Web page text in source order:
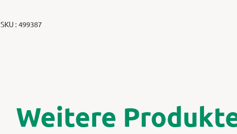
SKU : 499387
Weitere